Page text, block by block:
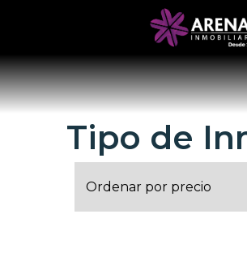
Tipo de